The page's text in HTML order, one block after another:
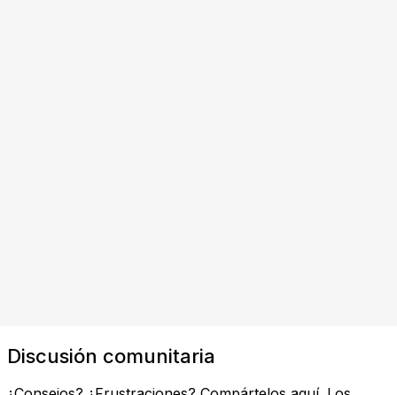
Discusión comunitaria